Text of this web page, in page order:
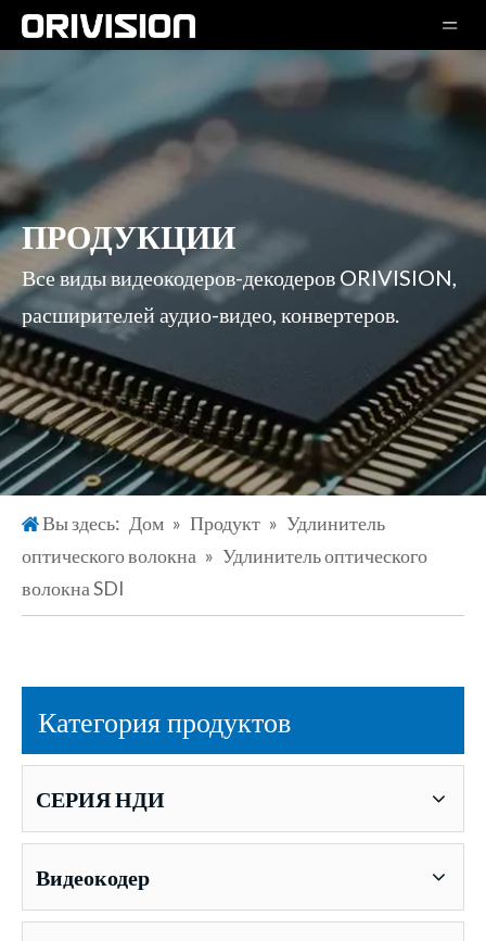
ПРОДУКЦИИ
Все виды видеокодеров-декодеров ORIVISION,
расширителей аудио-видео, конвертеров.
Вы здесь: Дом » Продукт » Удлинитель
оптического волокна » Удлинитель оптического
волокна SDI
Категория продуктов
СЕРИЯ НДИ
Видеокодер